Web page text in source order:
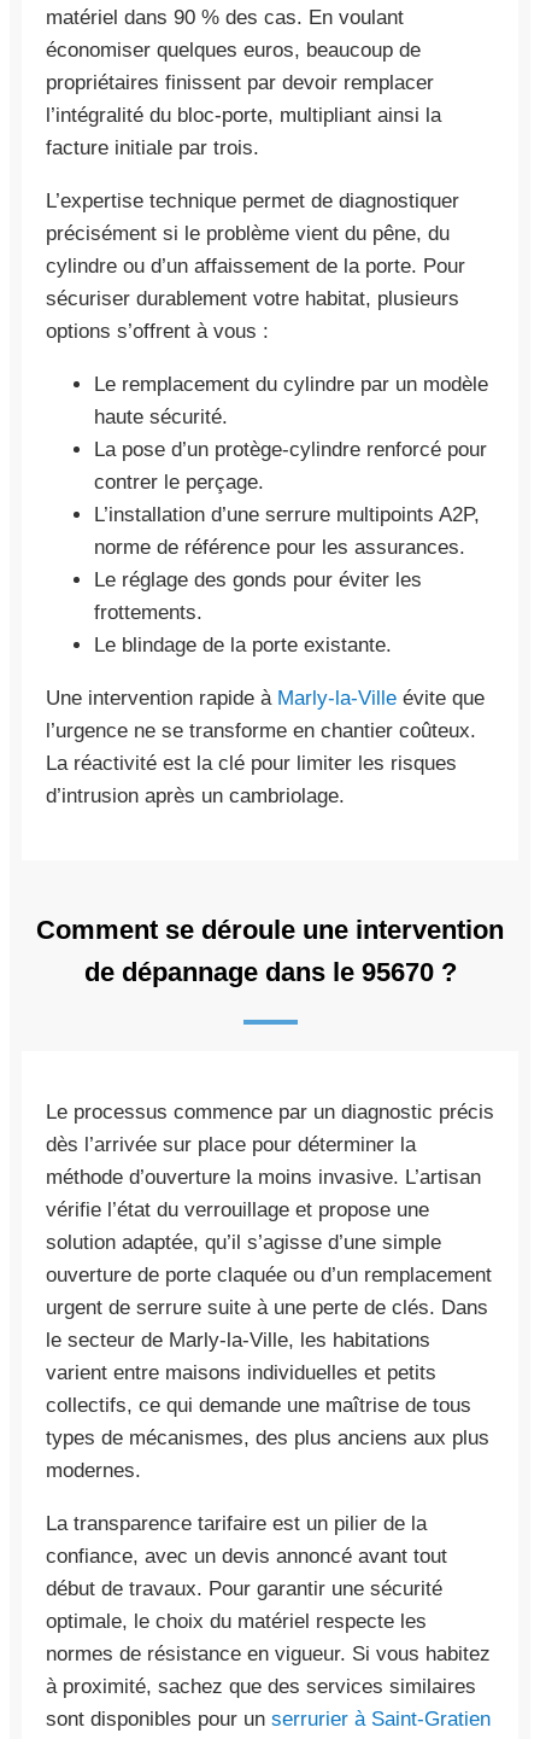
matériel dans 90 % des cas. En voulant
économiser quelques euros, beaucoup de
propriétaires finissent par devoir remplacer
l’intégralité du bloc-porte, multipliant ainsi la
facture initiale par trois.
L’expertise technique permet de diagnostiquer
précisément si le problème vient du pêne, du
cylindre ou d’un affaissement de la porte. Pour
sécuriser durablement votre habitat, plusieurs
options s’offrent à vous :
Le remplacement du cylindre par un modèle
haute sécurité.
La pose d’un protège-cylindre renforcé pour
contrer le perçage.
L’installation d’une serrure multipoints A2P,
norme de référence pour les assurances.
Le réglage des gonds pour éviter les
frottements.
Le blindage de la porte existante.
Une intervention rapide à Marly-la-Ville évite que
l’urgence ne se transforme en chantier coûteux.
La réactivité est la clé pour limiter les risques
d’intrusion après un cambriolage.
Comment se déroule une intervention
de dépannage dans le 95670 ?
Le processus commence par un diagnostic précis
dès l’arrivée sur place pour déterminer la
méthode d’ouverture la moins invasive. L’artisan
vérifie l’état du verrouillage et propose une
solution adaptée, qu’il s’agisse d’une simple
ouverture de porte claquée ou d’un remplacement
urgent de serrure suite à une perte de clés. Dans
le secteur de Marly-la-Ville, les habitations
varient entre maisons individuelles et petits
collectifs, ce qui demande une maîtrise de tous
types de mécanismes, des plus anciens aux plus
modernes.
La transparence tarifaire est un pilier de la
confiance, avec un devis annoncé avant tout
début de travaux. Pour garantir une sécurité
optimale, le choix du matériel respecte les
normes de résistance en vigueur. Si vous habitez
à proximité, sachez que des services similaires
sont disponibles pour un serrurier à Saint-Gratien